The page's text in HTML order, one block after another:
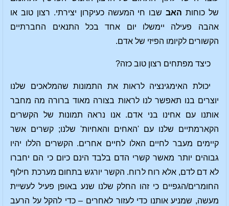
של כוחות האב שבו חי המעשה כעיקרון יצירתי. רצון טוב או
אהבה פעילה יימשלו יום אחד בכל התנאים החברתיים
הקשורים לקיומו הפיזי של אדם.
כיצד מפתחים רצון טוב כזה?
יכולת האימגינציה לראות את התמונות שהמלאכים שלנו
יוצרים בנו תאפשר לנו לראות בצורה מאוד ברורה מה מחבר
אותנו עם אחינו בני אדם. אנו נראה תמונות של הקשרים
הקארמתיים שלנו עם 'האחים והאחיות' שלנו; קשרים אשר
קיימים מעבר לחיים האלו לחיים אחרים. הקשרים הללו יהיו
גבוהים יותר מאשר קשרי הדם בלבד הינם כיום כי הם יחברו
לא דם לדם, אלא רוח לרוח. הקשר יורגש בתחום מערכת חילוף
החומרים/הגפיים כי זהו החלק שלנו שנע באופן פעיל לעשיית
מעשה, שמניע אותנו כדי לעזור לאחרים – כדי להקל על הרעב